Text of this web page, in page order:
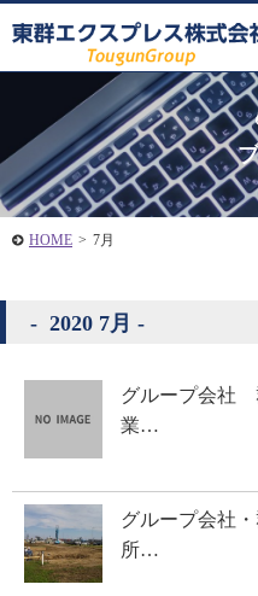
HOME > 7月
2020 7月
グループ会社
業…
グループ会社
所…